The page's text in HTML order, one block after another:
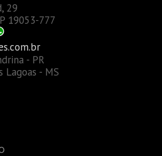
29
19053-777
- PR
- MS